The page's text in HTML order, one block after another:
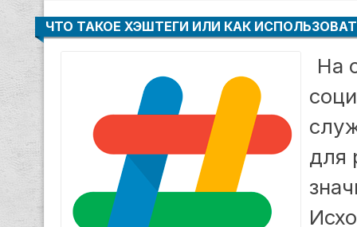
ЧТО ТАКОЕ ХЭШТЕГИ ИЛИ КАК
На
для